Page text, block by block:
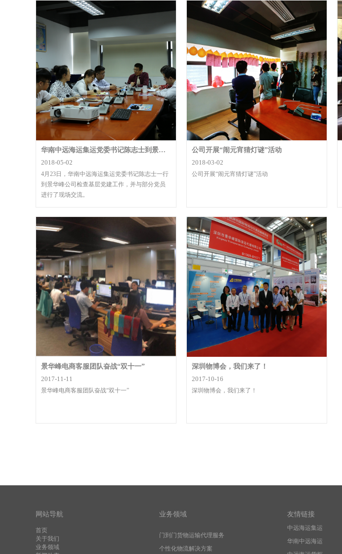
华南中远海运集运党委书记陈志士到景华峰公司开展调研
2018-05-02
4月23日，华南中远海运集运党委书记陈志士一行
到景华峰公司检查基层党建工作，并与部分党员
进行了现场交流。
公司开展“闹元宵猜灯谜”活动
2018-03-02
公司开展“闹元宵猜灯谜”活动
景华峰电商客服团队奋战“双十一”
2017-11-11
景华峰电商客服团队奋战“双十一”
深圳物博会，我们来了！
2017-10-16
深圳物博会，我们来了！
网站导航
首页
关于我们
业务领域
业务领域
门到门货物运输代理服务
个性化物流解决方案
友情链接
中远海运集运
华南中远海运